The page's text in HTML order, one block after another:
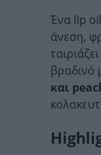
Ένα lip
άνεση,
βραδινό
και